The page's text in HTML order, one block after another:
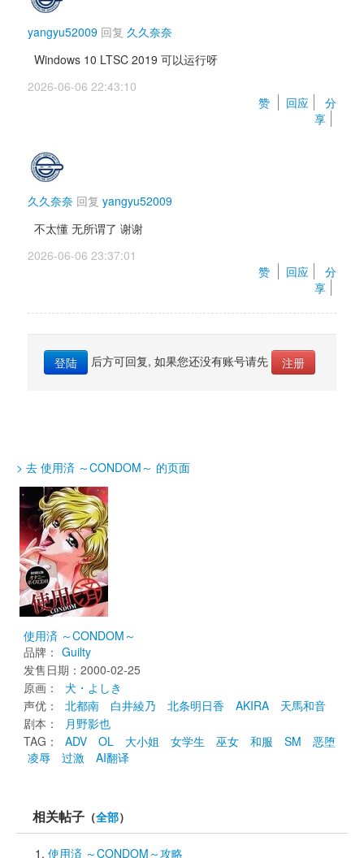
yangyu52009 回复 久久奈奈
Windows 10 LTSC 2019 可以运行呀
2026-06-06 22:43:10
赞
回应
分
享
久久奈奈 回复 yangyu52009
不太懂 无所谓了 谢谢
2026-06-06 23:37:01
赞
回应
分
享
登陆 后方可回复, 如果您还没有账号请先 注册
> 去 使用済 ～CONDOM～ 的页面
使用済 ～CONDOM～
品牌： Guilty
发售日期：2000-02-25
原画：
犬・よしき
声优：
北都南 白井綾乃 北条明日香 AKIRA
天馬和音
剧本：
月野影也
TAG：
ADV OL 大小姐 女学生 巫女 和服 SM
恶堕
凌辱
过激 AI翻译
相关帖子 （全部）
使用済 ～CONDOM～攻略